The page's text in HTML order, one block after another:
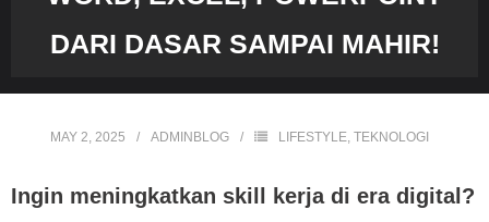
DARI DASAR SAMPAI MAHIR!
MAY 2, 2025 ADMINBLOG LIFESTYLE, TEKNOLOGI
Ingin meningkatkan skill kerja di era digital?